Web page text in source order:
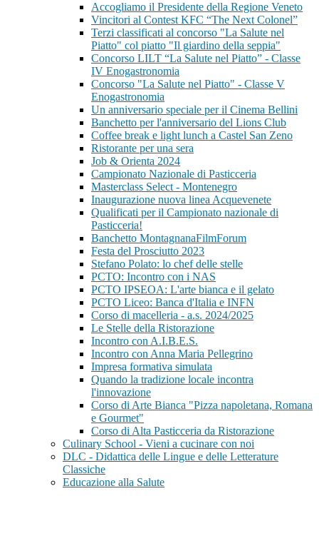
Accogliamo il Presidente della Regione Veneto
Vincitori al Contest KFC “The Next Colonel”
Terzi classificati al concorso "La Salute nel
Piatto" col piatto "Il giardino della seppia"
Concorso LILT “La Salute nel Piatto” - Classe
IV Enogastronomia
Concorso "La Salute nel Piatto" - Classe V
Enogastronomia
Un anniversario speciale per il Cinema Bellini
Banchetto per l'anniversario del Lions Club
Coffee break e light lunch a Castel San Zeno
Ristorante per una sera
Job & Orienta 2024
Campionato Nazionale di Pasticceria
Masterclass Select - Montenegro
Inaugurazione nuova linea Acquevenete
Qualificati per il Campionato nazionale di
Pasticceria!
Banchetto MontagnanaFilmForum
Festa del Prosciutto 2023
Stefano Polato: lo chef delle stelle
PCTO: Incontro con i NAS
PCTO IPSEOA: L'arte bianca e il gelato
PCTO Liceo: Banca d'Italia e INFN
Corso di macelleria - a.s. 2024/2025
Le Stelle della Ristorazione
Incontro con A.I.B.E.S.
Incontro con Anna Maria Pellegrino
Impresa formativa simulata
Quando la tradizione locale incontra
l'innovazione
Corso di Arte Bianca "Pizza napoletana, Romana
e Gourmet"
Corso di Alta Pasticceria da Ristorazione
Culinary School - Vieni a cucinare con noi
DLC - Didattica delle Lingue e delle Letterature
Classiche
Educazione alla Salute